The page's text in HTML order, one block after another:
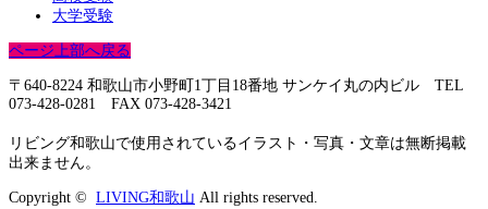
大学受験
ページ上部へ戻る
〒640-8224 和歌山市小野町1丁目18番地 サンケイ丸の内ビル TEL
073-428-0281 FAX 073-428-3421
リビング和歌山で使用されているイラスト・写真・文章は無断掲載
出来ません。
Copyright © LIVING和歌山 All rights reserved.